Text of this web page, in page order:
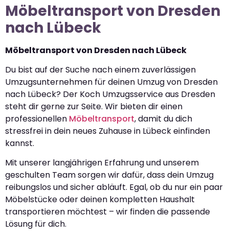
Möbeltransport von Dresden
nach Lübeck
Möbeltransport von Dresden nach Lübeck
Du bist auf der Suche nach einem zuverlässigen
Umzugsunternehmen für deinen Umzug von Dresden
nach Lübeck? Der Koch Umzugsservice aus Dresden
steht dir gerne zur Seite. Wir bieten dir einen
professionellen Möbeltransport, damit du dich
stressfrei in dein neues Zuhause in Lübeck einfinden
kannst.
Mit unserer langjährigen Erfahrung und unserem
geschulten Team sorgen wir dafür, dass dein Umzug
reibungslos und sicher abläuft. Egal, ob du nur ein paar
Möbelstücke oder deinen kompletten Haushalt
transportieren möchtest – wir finden die passende
Lösung für dich.